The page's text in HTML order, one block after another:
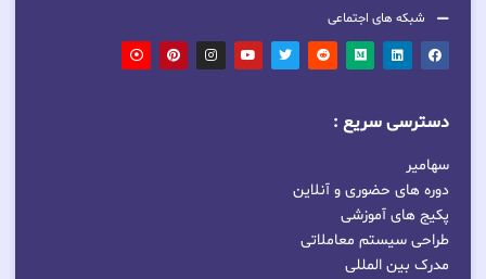
شبکه های اجتماعی
دسترسی سریع :
سهامیر
دوره های حضوری و آنلاین
پکیج های آموزشی
طراحی سیستم معاملاتی
مدرک بین المللی